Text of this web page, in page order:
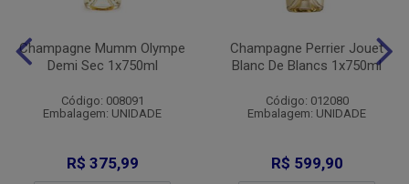
Champagne Mumm Olympe
Demi Sec 1x750ml
Código: 008091
Embalagem: UNIDADE
R$ 375,99
Champagne Perrier Jouet
Blanc De Blancs 1x750ml
Código: 012080
Embalagem: UNIDADE
R$ 599,90